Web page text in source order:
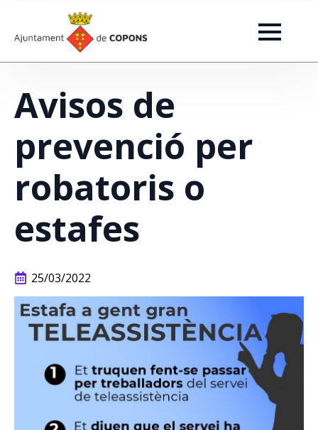
Avisos de
prevenció per
robatoris o
estafes
25/03/2022